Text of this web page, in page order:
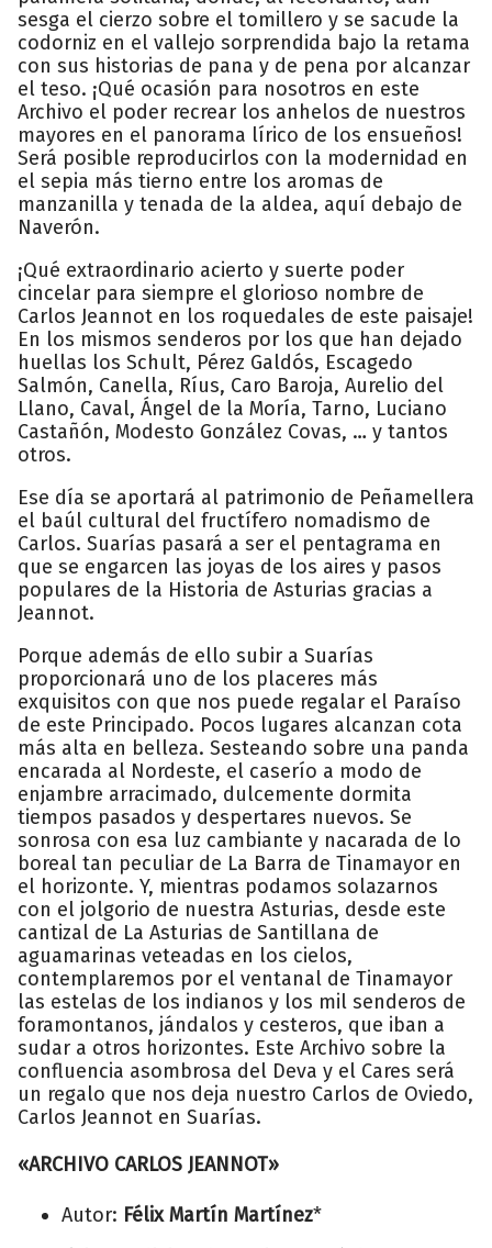
sesga el cierzo sobre el tomillero y se sacude la
codorniz en el vallejo sorprendida bajo la retama
con sus historias de pana y de pena por alcanzar
el teso. ¡Qué ocasión para nosotros en este
Archivo el poder recrear los anhelos de nuestros
mayores en el panorama lírico de los ensueños!
Será posible reproducirlos con la modernidad en
el sepia más tierno entre los aromas de
manzanilla y tenada de la aldea, aquí debajo de
Naverón.
¡Qué extraordinario acierto y suerte poder
cincelar para siempre el glorioso nombre de
Carlos Jeannot en los roquedales de este paisaje!
En los mismos senderos por los que han dejado
huellas los Schult, Pérez Galdós, Escagedo
Salmón, Canella, Ríus, Caro Baroja, Aurelio del
Llano, Caval, Ángel de la Moría, Tarno, Luciano
Castañón, Modesto González Covas, … y tantos
otros.
Ese día se aportará al patrimonio de Peñamellera
el baúl cultural del fructífero nomadismo de
Carlos. Suarías pasará a ser el pentagrama en
que se engarcen las joyas de los aires y pasos
populares de la Historia de Asturias gracias a
Jeannot.
Porque además de ello subir a Suarías
proporcionará uno de los placeres más
exquisitos con que nos puede regalar el Paraíso
de este Principado. Pocos lugares alcanzan cota
más alta en belleza. Sesteando sobre una panda
encarada al Nordeste, el caserío a modo de
enjambre arracimado, dulcemente dormita
tiempos pasados y despertares nuevos. Se
sonrosa con esa luz cambiante y nacarada de lo
boreal tan peculiar de La Barra de Tinamayor en
el horizonte. Y, mientras podamos solazarnos
con el jolgorio de nuestra Asturias, desde este
cantizal de La Asturias de Santillana de
aguamarinas veteadas en los cielos,
contemplaremos por el ventanal de Tinamayor
las estelas de los indianos y los mil senderos de
foramontanos, jándalos y cesteros, que iban a
sudar a otros horizontes. Este Archivo sobre la
confluencia asombrosa del Deva y el Cares será
un regalo que nos deja nuestro Carlos de Oviedo,
Carlos Jeannot en Suarías.
«ARCHIVO CARLOS JEANNOT»
Autor: Félix Martín Martínez*